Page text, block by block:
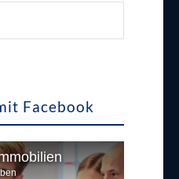
Facebook